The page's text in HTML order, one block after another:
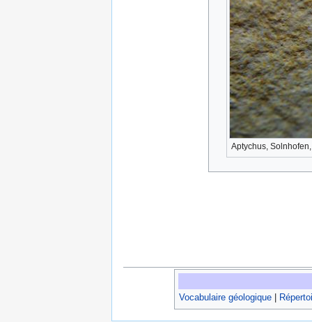
Aptychus,
Vocabulaire géologique